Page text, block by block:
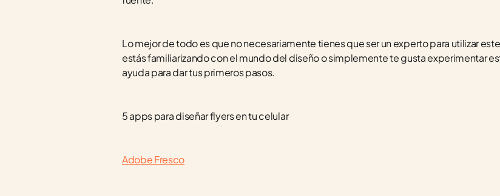
Lo mejor de todo es que no necesariamente tienes que ser un experto para utilizar
estás familiarizando con el mundo del diseño o simplemente te gusta experimentar
ayuda para dar tus primeros pasos.
5 apps para diseñar flyers en tu celular
Adobe Fresco